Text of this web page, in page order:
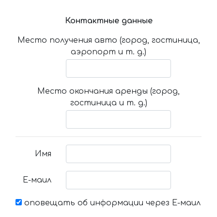
Контактные данные
Место получения авто (город, гостиница,
аэропорт и т. д.)
Место окончания аренды (город,
гостиница и т. д.)
Имя
Е-маил
оповещать об информации через Е-маил